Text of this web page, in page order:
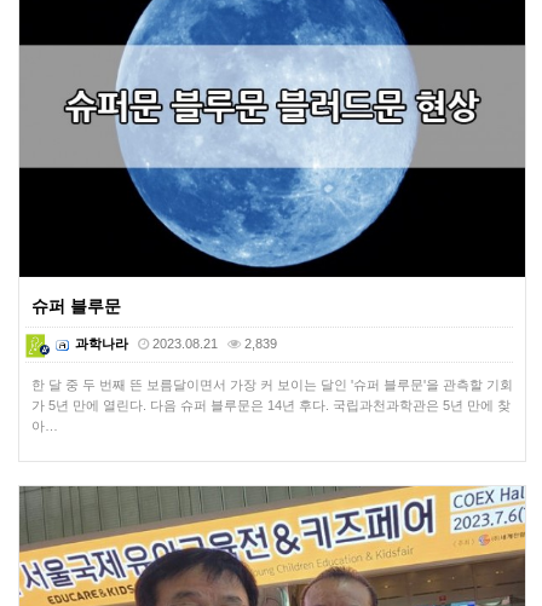
슈퍼 블루문
과학나라 2023.08.21 2,839
한 달 중 두 번째 뜬 보름달이면서 가장 커 보이는 달인 '슈퍼 블루문'을 관측할 기회
가 5년 만에 열린다. 다음 슈퍼 블루문은 14년 후다. 국립과천과학관은 5년 만에 찾
아…